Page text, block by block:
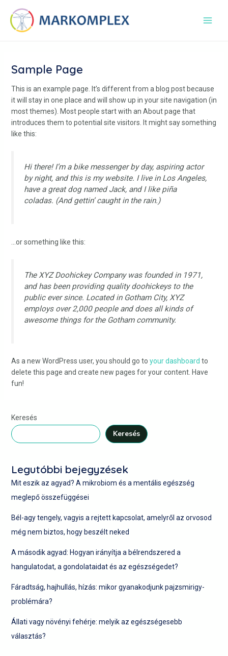
content
Sample Page
This is an example page. It’s different from a blog post because
it will stay in one place and will show up in your site navigation (in
most themes). Most people start with an About page that
introduces them to potential site visitors. It might say something
like this:
Hi there! I’m a bike messenger by day, aspiring actor
by night, and this is my website. I live in Los Angeles,
have a great dog named Jack, and I like piña
coladas. (And gettin’ caught in the rain.)
…or something like this:
The XYZ Doohickey Company was founded in 1971,
and has been providing quality doohickeys to the
public ever since. Located in Gotham City, XYZ
employs over 2,000 people and does all kinds of
awesome things for the Gotham community.
As a new WordPress user, you should go to your dashboard to
delete this page and create new pages for your content. Have
fun!
Keresés
Keresés
Legutóbbi bejegyzések
Mit eszik az agyad? A mikrobiom és a mentális egészség
meglepő összefüggései
Bél-agy tengely, vagyis a rejtett kapcsolat, amelyről az orvosod
még nem biztos, hogy beszélt neked
A második agyad: Hogyan irányítja a bélrendszered a
hangulatodat, a gondolataidat és az egészségedet?
Fáradtság, hajhullás, hízás: mikor gyanakodjunk pajzsmirigy-
problémára?
Állati vagy növényi fehérje: melyik az egészségesebb
választás?